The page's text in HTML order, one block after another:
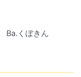
Ba.くぼきん